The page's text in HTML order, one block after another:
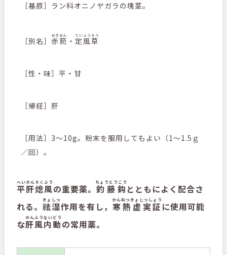
［基原］ラン科オニノヤガラの塊茎。
［別名］ 赤箭
せきせん
・ 定風草
ていふうそう
［性・味］平・甘
［帰経］肝
［用法］3～10g。粉末を服用してもよい（1～1.5ｇ
／回）。
平肝熄風
へいかんそくふう
の重要薬。 釣藤鈎
ちょうとうこう
とともによく配合さ
れる。 祛湿
きょしつ
作用を有し， 寒熱虚実証
かんねつきょじつしょう
に使用可能
な肝風内動
かんふうないどう
の常用薬。